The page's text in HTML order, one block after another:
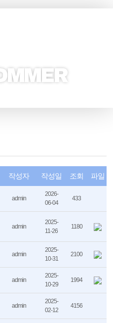
작성자 작성일 조회 파일
admin
2026-
06-04
433
admin
2025-
11-26
1180
admin
2025-
10-31
2100
admin
2025-
10-29
1994
admin
2025-
02-12
4156